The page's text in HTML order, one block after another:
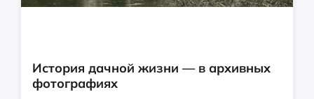
История дачной жизни — в архивных
фотографиях